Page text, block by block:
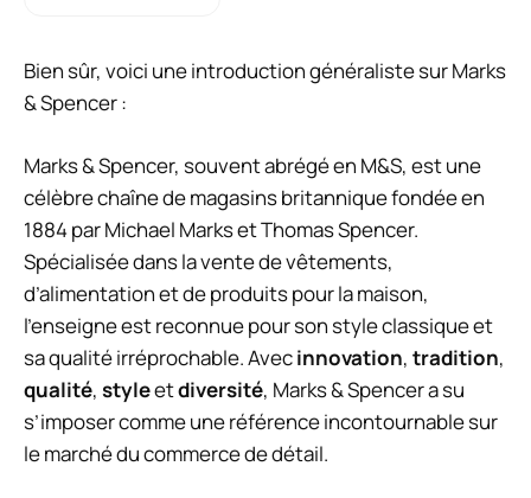
Bien sûr, voici une introduction généraliste sur Marks
& Spencer :
Marks & Spencer, souvent abrégé en M&S, est une
célèbre chaîne de magasins britannique fondée en
1884 par Michael Marks et Thomas Spencer.
Spécialisée dans la vente de vêtements,
d’alimentation et de produits pour la maison,
l’enseigne est reconnue pour son style classique et
sa qualité irréprochable. Avecinnovation, tradition,
qualité, styleetdiversité, Marks & Spencer a su
s’imposer comme une référence incontournable sur
le marché du commerce de détail.